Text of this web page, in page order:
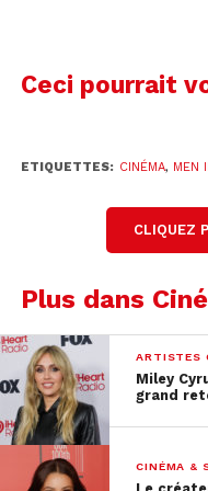
Ceci pourrait
ETIQUETTES: CINÉMA, MEN
CLIQUEZ
Plus dans
ARTISTES
Miley
grand
CINÉMA &